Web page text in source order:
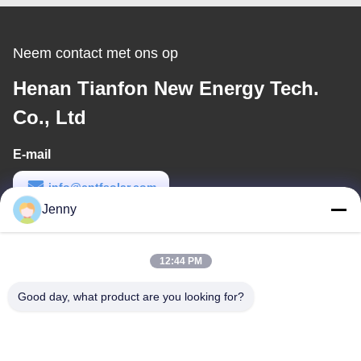
Zonnemacht - steun
Neem contact met ons op
Henan Tianfon New Energy Tech.
Co., Ltd
E-mail
info@cntfsolar.com
Werktijd
Jenny
12:44 PM
Good day, what product are you looking for?